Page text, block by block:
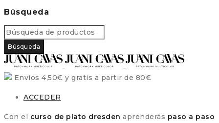
Búsqueda
Envíos 4,50€ y gratis a partir de 80€
ACCEDER
Con el curso de plato dresden aprenderás paso a paso